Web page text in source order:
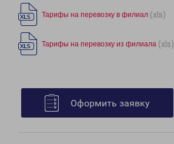
Тарифы на перевозку в филиал (xls)
Тарифы на перевозку из филиала (xls)
Оформить заявку